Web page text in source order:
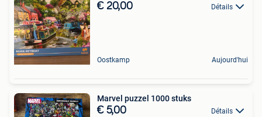
€ 20,00 Détails
Oostkamp Aujourd'hui
Marvel puzzel 1000 stuks
€ 5,00 Détails